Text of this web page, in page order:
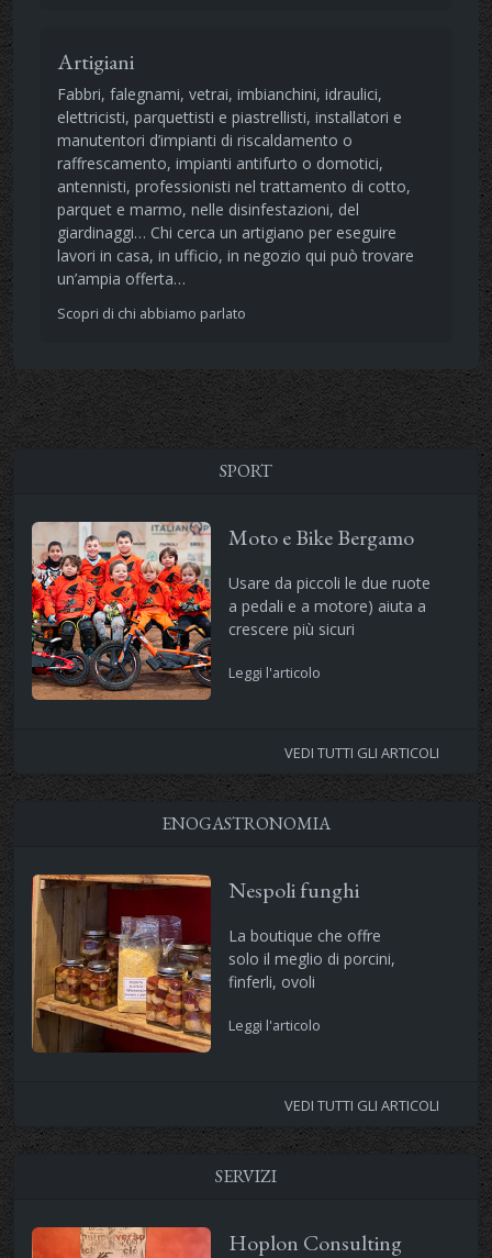
Artigiani
Fabbri, falegnami, vetrai, imbianchini, idraulici,
elettricisti, parquettisti e piastrellisti, installatori e
manutentori d’impianti di riscaldamento o
raffrescamento, impianti antifurto o domotici,
antennisti, professionisti nel trattamento di cotto,
parquet e marmo, nelle disinfestazioni, del
giardinaggi… Chi cerca un artigiano per eseguire
lavori in casa, in ufficio, in negozio qui può trovare
un’ampia offerta…
Scopri di chi abbiamo parlato
SPORT
Moto e Bike Bergamo
Usare da piccoli le due ruote
a pedali e a motore) aiuta a
crescere più sicuri
Leggi l'articolo
VEDI TUTTI GLI ARTICOLI
ENOGASTRONOMIA
Nespoli funghi
La boutique che offre
solo il meglio di porcini,
finferli, ovoli
Leggi l'articolo
VEDI TUTTI GLI ARTICOLI
SERVIZI
Hoplon Consulting